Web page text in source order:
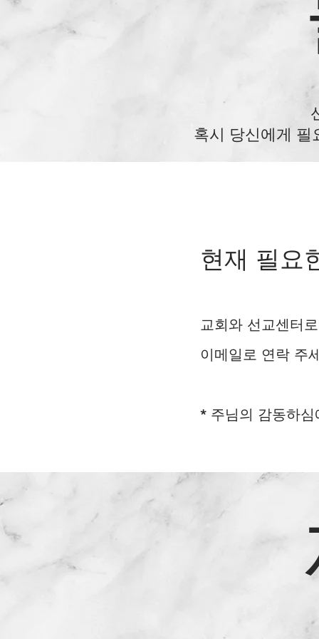
혹시 당신에게
현재 필요
교회와 선교센터
이메일로 연락 주
* 주님의 감동하